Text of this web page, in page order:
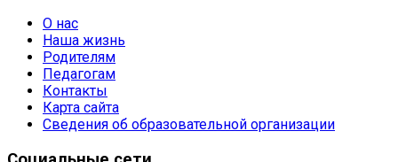
О нас
Наша жизнь
Родителям
Педагогам
Контакты
Карта сайта
Сведения об образовательной организации